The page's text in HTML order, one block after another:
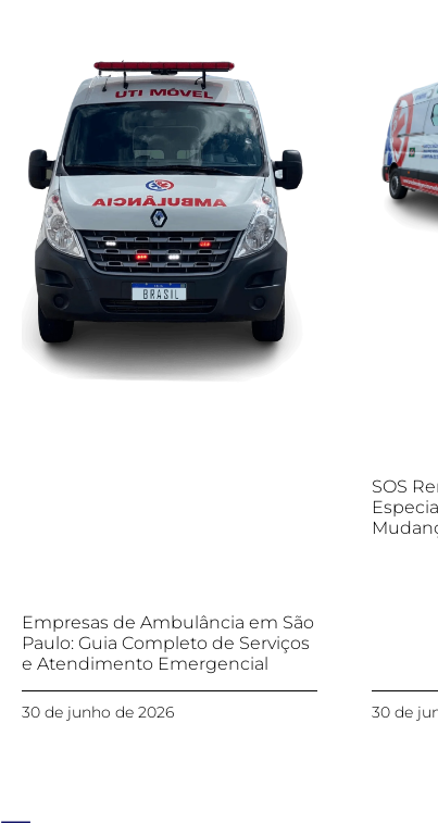
Empresas de Ambulância em São
Paulo: Guia Completo de Serviços
e Atendimento Emergencial
30 de junho de 2026
SOS
30 de